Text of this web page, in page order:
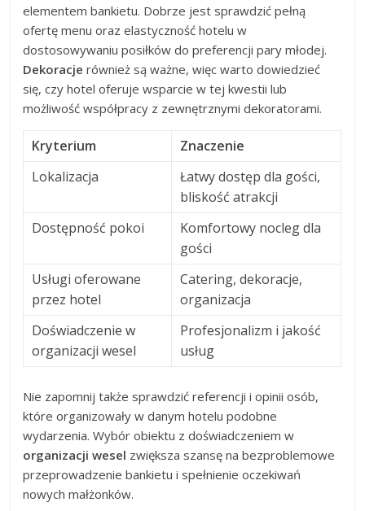
elementem bankietu. Dobrze jest sprawdzić pełną
ofertę menu oraz elastyczność hotelu w
dostosowywaniu posiłków do preferencji pary młodej.
Dekoracje również są ważne, więc warto dowiedzieć
się, czy hotel oferuje wsparcie w tej kwestii lub
możliwość współpracy z zewnętrznymi dekoratorami.
Kryterium
Znaczenie
Lokalizacja
Łatwy dostęp dla gości,
bliskość atrakcji
Dostępność pokoi
Komfortowy nocleg dla
gości
Usługi oferowane
przez hotel
Catering, dekoracje,
organizacja
Doświadczenie w
organizacji wesel
Profesjonalizm i jakość
usług
Nie zapomnij także sprawdzić referencji i opinii osób,
które organizowały w danym hotelu podobne
wydarzenia. Wybór obiektu z doświadczeniem w
organizacji wesel zwiększa szansę na bezproblemowe
przeprowadzenie bankietu i spełnienie oczekiwań
nowych małżonków.